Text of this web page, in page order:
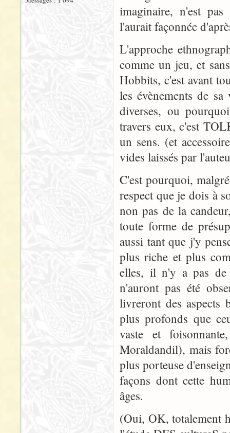
imaginaire, n'est
l'aurait façonnée
L'approche
comme un jeu, et
Hobbits, c'est avant
les évènements de
diverses, ou
travers eux, c'est
un sens. (et
vides laissés par
C'est pourquoi,
respect que je dois à
non pas de la
toute forme de
aussi tant que j'y
plus riche et plus
elles, il n'y a pas de
n'auront pas été
livreront des aspects
plus profonds que
vaste et
Moraldandil), mais
plus porteuse
façons dont cette
âges.
(Oui, OK, totalement